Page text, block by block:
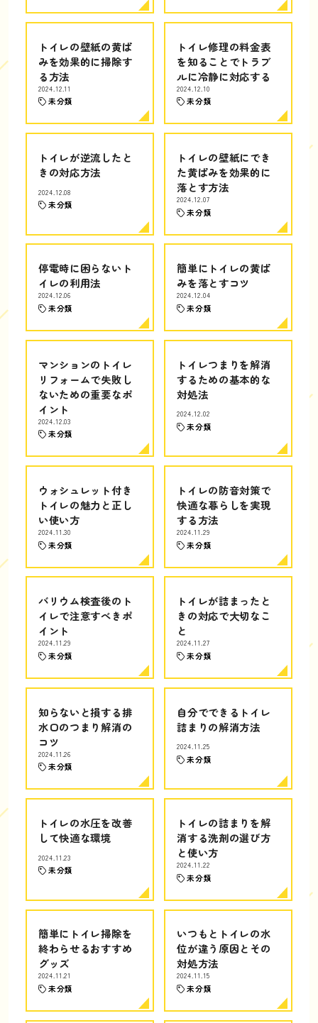
トイレの壁紙の黄ば
みを効果的に掃除す
る方法
2024.12.11
未分類
トイレ修理の料金表
を知ることでトラブ
ルに冷静に対応する
2024.12.10
未分類
トイレが逆流したと
きの対応方法
2024.12.08
未分類
トイレの壁紙にでき
た黄ばみを効果的に
落とす方法
2024.12.07
未分類
停電時に困らないト
イレの利用法
2024.12.06
未分類
簡単にトイレの黄ば
みを落とすコツ
2024.12.04
未分類
マンションのトイレ
リフォームで失敗し
ないための重要なポ
イント
2024.12.03
未分類
トイレつまりを解消
するための基本的な
対処法
2024.12.02
未分類
ウォシュレット付き
トイレの魅力と正し
い使い方
2024.11.30
未分類
トイレの防音対策で
快適な暮らしを実現
する方法
2024.11.29
未分類
バリウム検査後のト
イレで注意すべきポ
イント
2024.11.29
未分類
トイレが詰まったと
きの対応で大切なこ
と
2024.11.27
未分類
知らないと損する排
水口のつまり解消の
コツ
2024.11.26
未分類
自分でできるトイレ
詰まりの解消方法
2024.11.25
未分類
トイレの水圧を改善
して快適な環境
2024.11.23
未分類
トイレの詰まりを解
消する洗剤の選び方
と使い方
2024.11.22
未分類
簡単にトイレ掃除を
終わらせるおすすめ
グッズ
2024.11.21
未分類
いつもとトイレの水
位が違う原因とその
対処方法
2024.11.15
未分類